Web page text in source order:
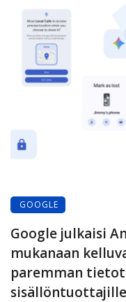
GOOGLE
Google julkaisi
mukanaan
paremman
sisällöntuottajille